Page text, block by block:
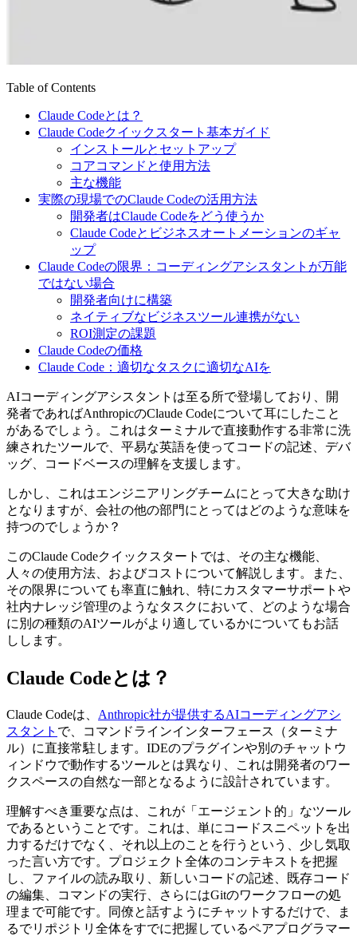
Table of Contents
Claude Codeとは？
Claude Codeクイックスタート基本ガイド
インストールとセットアップ
コアコマンドと使用方法
主な機能
実際の現場でのClaude Codeの活用方法
開発者はClaude Codeをどう使うか
Claude Codeとビジネスオートメーションのギャ
ップ
Claude Codeの限界：コーディングアシスタントが万能
ではない場合
開発者向けに構築
ネイティブなビジネスツール連携がない
ROI測定の課題
Claude Codeの価格
Claude Code：適切なタスクに適切なAIを
AIコーディングアシスタントは至る所で登場しており、開
発者であればAnthropicのClaude Codeについて耳にしたこと
があるでしょう。これはターミナルで直接動作する非常に洗
練されたツールで、平易な英語を使ってコードの記述、デバ
ッグ、コードベースの理解を支援します。
しかし、これはエンジニアリングチームにとって大きな助け
となりますが、会社の他の部門にとってはどのような意味を
持つのでしょうか？
このClaude Codeクイックスタートでは、その主な機能、
人々の使用方法、およびコストについて解説します。また、
その限界についても率直に触れ、特にカスタマーサポートや
社内ナレッジ管理のようなタスクにおいて、どのような場合
に別の種類のAIツールがより適しているかについてもお話
しします。
Claude Codeとは？
Claude Codeは、 Anthropic社が提供するAIコーディングアシ
スタント で、コマンドラインインターフェース（ターミナ
ル）に直接常駐します。IDEのプラグインや別のチャットウ
ィンドウで動作するツールとは異なり、これは開発者のワー
クスペースの自然な一部となるように設計されています。
理解すべき重要な点は、これが「エージェント的」なツール
であるということです。これは、単にコードスニペットを出
力するだけでなく、それ以上のことを行うという、少し気取
った言い方です。プロジェクト全体のコンテキストを把握
し、ファイルの読み取り、新しいコードの記述、既存コード
の編集、コマンドの実行、さらにはGitのワークフローの処
理まで可能です。同僚と話すようにチャットするだけで、ま
るでリポジトリ全体をすでに把握しているペアプログラマー